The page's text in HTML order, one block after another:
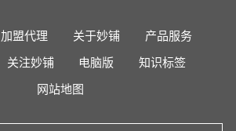
加盟代理 关于妙铺
产品服务
关注妙铺 电脑版
知识标签
网站地图